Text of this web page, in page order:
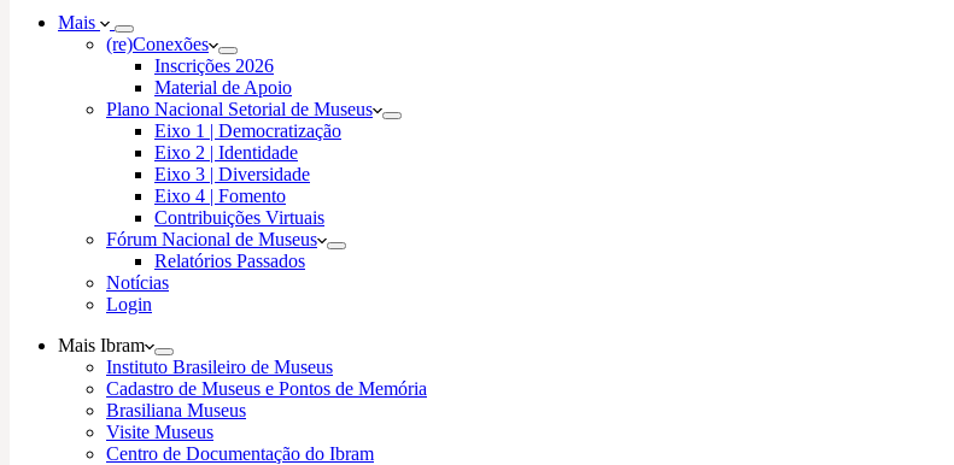
Mais
(re)Conexões
Inscrições 2026
Material de Apoio
Plano Nacional Setorial de Museus
Eixo 1 | Democratização
Eixo 2 | Identidade
Eixo 3 | Diversidade
Eixo 4 | Fomento
Contribuições Virtuais
Fórum Nacional de Museus
Relatórios Passados
Notícias
Login
Mais Ibram
Instituto Brasileiro de Museus
Cadastro de Museus e Pontos de Memória
Brasiliana Museus
Visite Museus
Centro de Documentação do Ibram